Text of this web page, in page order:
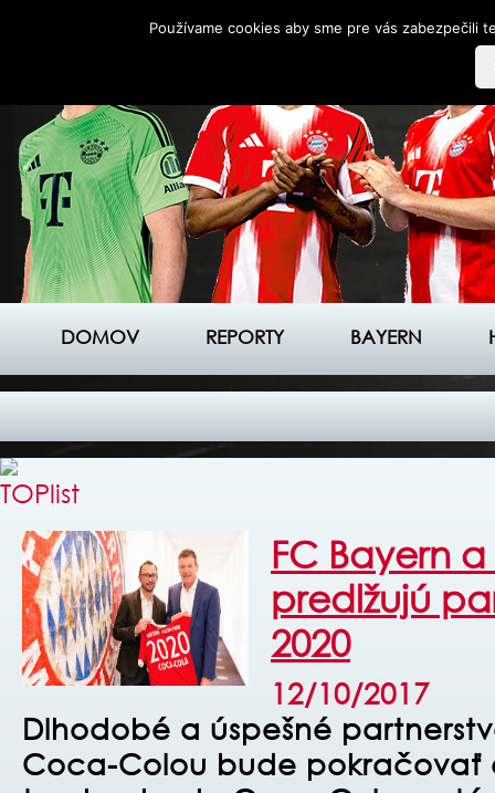
DOMOV REPORTY BAYERN
FC Bayern
predlžujú
2020
12/10/2017
Dlhodobé a úspešné
Coca-Colou bude pokračovať
Používame cookies aby sme pre vás zabezpečili